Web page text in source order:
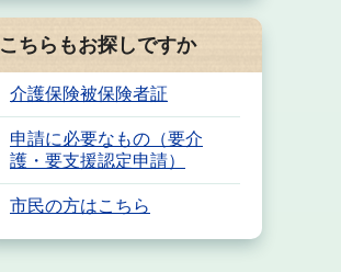
こちらもお探しですか
介護保険被保険者証
申請に必要なもの（要介
護・要支援認定申請）
市民の方はこちら